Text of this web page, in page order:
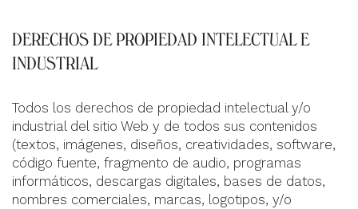
DERECHOS DE PROPIEDAD INTELECTUAL E
INDUSTRIAL
Todos los derechos de propiedad intelectual y/o
industrial del sitio Web y de todos sus contenidos
(textos, imágenes, diseños, creatividades, software,
código fuente, fragmento de audio, programas
informáticos, descargas digitales, bases de datos,
nombres comerciales, marcas, logotipos, y/o